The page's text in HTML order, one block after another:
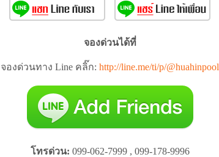
จองด่วนได้ที่
จองด่วนทาง Line คลิ๊ก: http://line.me/ti/p/@huahinpool
โทรด่วน: 099-062-7999 , 099-178-9996